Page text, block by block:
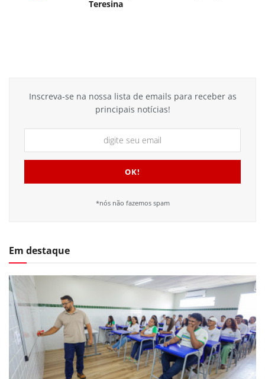
Teresina
Inscreva-se na nossa lista de emails para receber as
principais notícias!
*nós não fazemos spam
Em destaque